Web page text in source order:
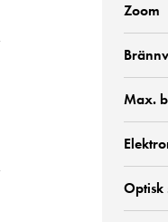
Zoom
Max.
Optisk